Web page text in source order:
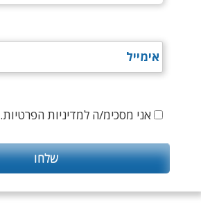
אני מסכימ/ה למדיניות הפרטיות.